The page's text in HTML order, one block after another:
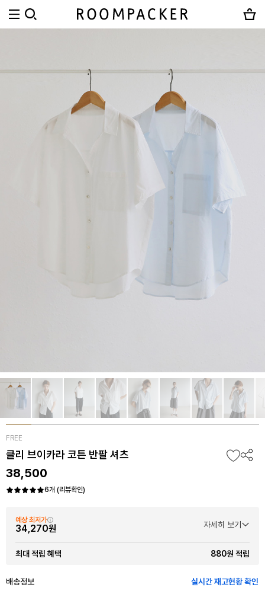
FREE
클리 브이카라 코튼 반팔 셔츠
38,500
6개 (리뷰확인)
예상 최저가
34,270원 자세히 보기
최대 적립 혜택 880원 적립
배송정보
실시간 재고현황 확인